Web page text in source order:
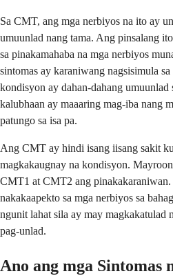
Sa CMT, ang mga nerbiyos na ito ay
umuunlad nang tama. Ang pinsalang
sa pinakamahaba na mga nerbiyos
sintomas ay karaniwang nagsisimula
kondisyon ay dahan-dahang umuunlad
kalubhaan ay maaaring mag-iba nang
patungo sa isa pa.
Ang CMT ay hindi isang iisang sakit
magkakaugnay na kondisyon.
CMT1 at CMT2 ang
nakakaapekto sa mga nerbiyos sa
ngunit lahat sila ay may magkakatulad
pag-unlad.
Ano ang mga Sintomas